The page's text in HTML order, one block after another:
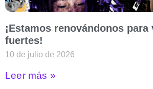
¡Estamos renovándonos
fuertes!
10 de julio de 2026
Leer más »